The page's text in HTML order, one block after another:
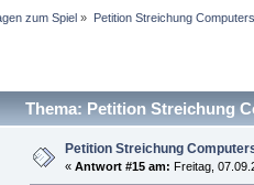
zum Spiel » Petition Streichung
Thema: Petition Streichung
Petition Streichung
«Antwort #15 am: Freitag,